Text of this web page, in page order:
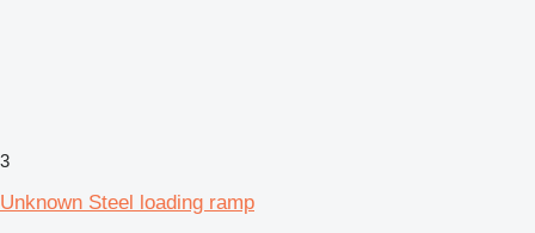
3
Unknown Steel loading ramp